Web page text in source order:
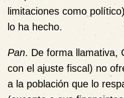
limitaciones como
lo ha hecho.
Pan. De forma llamativa,
con el ajuste fiscal) no
a la población que lo